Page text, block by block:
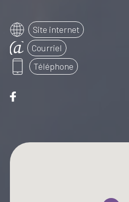
Site internet
Courriel
Téléphone